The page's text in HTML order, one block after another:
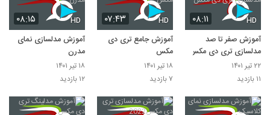
۰۸:۱۱ HD
آموزش صفر تا صد
مدلسازی تری دی مکس
۲۲ تیر ۱۴۰۱
۱۱ بازدید
۰۷:۴۳ HD
آموزش جامع تری دی
مکس
۱۸ تیر ۱۴۰۱
۷ بازدید
۰۸:۱۵ HD
آموزش مدلسازی نمای
مدرن
۱۸ تیر ۱۴۰۱
۱۲ بازدید